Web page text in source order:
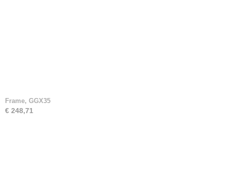
Frame, GGX35
€ 248,71